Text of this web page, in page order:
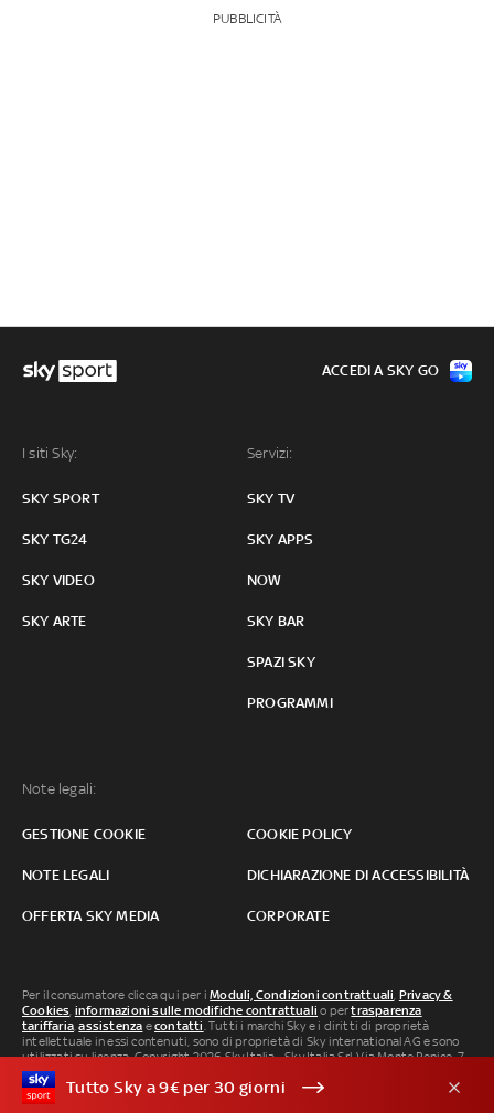
PUBBLICITÀ
I siti Sky:
SKY SPORT
SKY TG24
SKY VIDEO
SKY ARTE
Servizi:
SKY TV
SKY APPS
NOW
SKY BAR
SPAZI SKY
PROGRAMMI
Note legali:
GESTIONE COOKIE COOKIE POLICY
NOTE LEGALI DICHIARAZIONE DI ACCESSIBILITÀ
OFFERTA SKY MEDIA CORPORATE
ACCEDI A SKY GO
Per il consumatore clicca qui per iModuli, Condizioni contrattuali Privacy &
Cookies informazioni sulle modifiche contrattuali o pertrasparenza
tariffaria ,assistenza econtatti . Tutti i marchi Sky e i diritti di proprietà
intellettuale in essi contenuti, sono di proprietà di Sky international AG e sono
utilizzati su licenza. Copyright 2026 Sky Italia - Sky Italia Srl Via Monte Penice, 7 -
20138 Milano P.IVA 04619241005. SkyTG24: ISSN 3035-1537 e SkySport: ISSN
3035-1545.Segnalazione Abusi
Tutto Sky a 9€ per 30 giorni